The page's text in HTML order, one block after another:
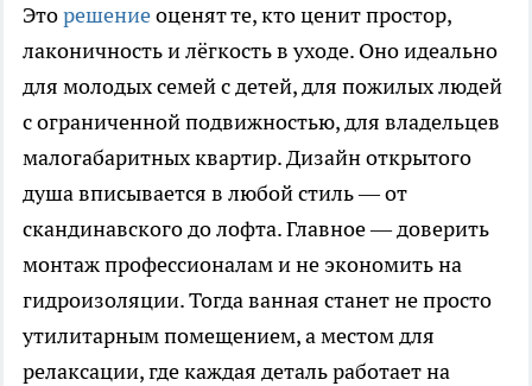
Эторешениеоценят те, кто ценит простор,
лаконичность и лёгкость в уходе. Оно идеально
для молодых семей с детей, для пожилых людей
с ограниченной подвижностью, для владельцев
малогабаритных квартир. Дизайн открытого
душа вписывается в любой стиль — от
скандинавского до лофта. Главное — доверить
монтаж профессионалам и не экономить на
гидроизоляции. Тогда ванная станет не просто
утилитарным помещением, а местом для
релаксации, где каждая деталь работает на